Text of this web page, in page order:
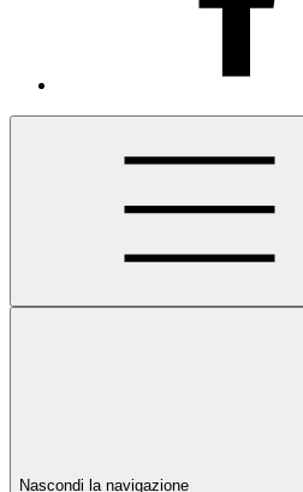
Nascondi la navigazione